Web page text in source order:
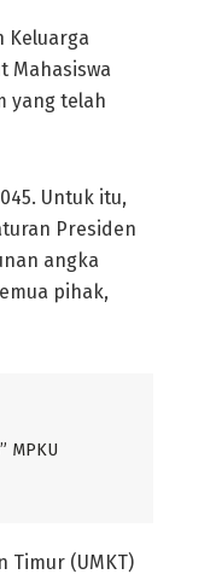
Keluarga
Mahasiswa
yang telah
Untuk itu,
Presiden
angka
pihak,
MPKU
Timur (UMKT)